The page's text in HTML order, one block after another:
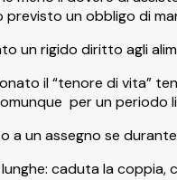
previsto un obbligo di
un rigido diritto agli
il “tenore di vita”
per un
a un assegno se
caduta la coppia,